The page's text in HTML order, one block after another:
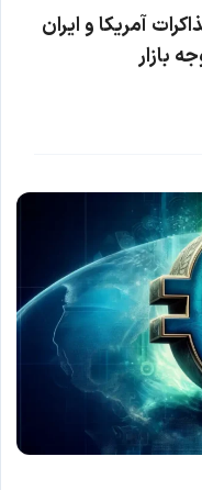
آمریکا و ایران
بازار